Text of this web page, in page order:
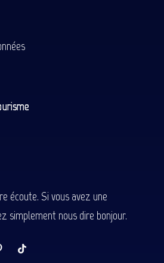
écoute. Si vous avez une
simplement nous dire bonjour.